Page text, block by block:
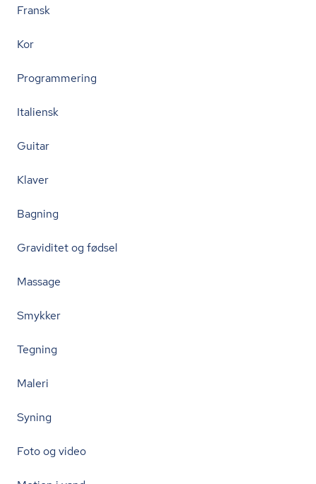
Fransk
Kor
Programmering
Italiensk
Guitar
Klaver
Bagning
Graviditet og fødsel
Massage
Smykker
Tegning
Maleri
Syning
Foto og video